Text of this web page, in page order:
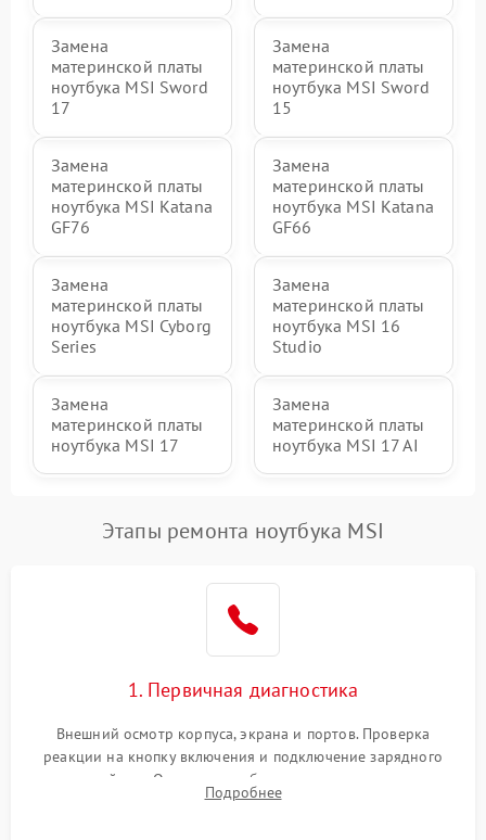
Замена
материнской платы
ноутбука MSI Sword
17
Замена
материнской платы
ноутбука MSI Sword
15
Замена
материнской платы
ноутбука MSI Katana
GF76
Замена
материнской платы
ноутбука MSI Katana
GF66
Замена
материнской платы
ноутбука MSI Cyborg
Series
Замена
материнской платы
ноутбука MSI 16
Studio
Замена
материнской платы
ноутбука MSI 17
Замена
материнской платы
ноутбука MSI 17 AI
Этапы ремонта ноутбука MSI
1. Первичная диагностика
Внешний осмотр корпуса, экрана и портов. Проверка
реакции на кнопку включения и подключение зарядного
устройства. Оценка потребления тока с помощью
лабораторного блока питания для локализации проблемы.
Подробнее